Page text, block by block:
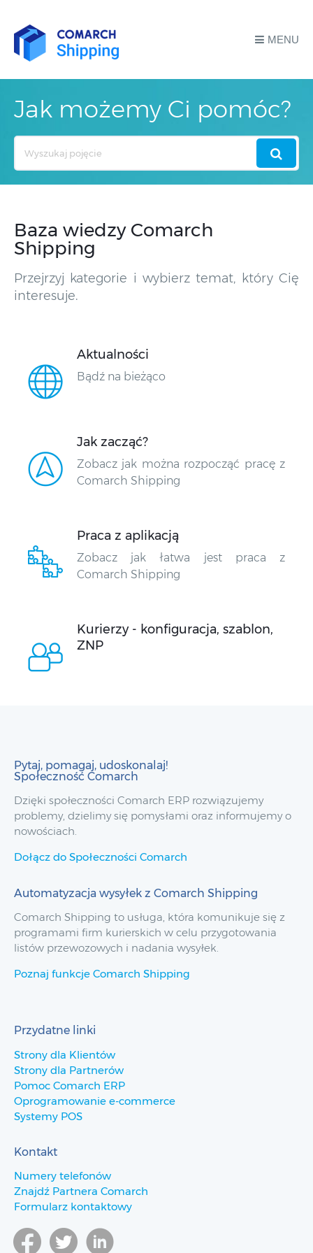
MENU
Jak możemy Ci pomóc?
Baza wiedzy Comarch
Shipping
Przejrzyj kategorie i wybierz temat, który Cię
interesuje.
Aktualności
Bądź na bieżąco
Jak zacząć?
Zobacz jak można rozpocząć pracę z
Comarch Shipping
Praca z aplikacją
Zobacz jak łatwa jest praca z
Comarch Shipping
Kurierzy - konfiguracja, szablon,
ZNP
Pytaj, pomagaj, udoskonalaj!
Społeczność Comarch
Dzięki społeczności Comarch ERP rozwiązujemy
problemy, dzielimy się pomysłami oraz informujemy o
nowościach.
Dołącz do Społeczności Comarch
Automatyzacja wysyłek z Comarch Shipping
Comarch Shipping to usługa, która komunikuje się z
programami firm kurierskich w celu przygotowania
listów przewozowych i nadania wysyłek.
Poznaj funkcje Comarch Shipping
Przydatne linki
Strony dla Klientów
Strony dla Partnerów
Pomoc Comarch ERP
Oprogramowanie e-commerce
Systemy POS
Kontakt
Numery telefonów
Znajdź Partnera Comarch
Formularz kontaktowy